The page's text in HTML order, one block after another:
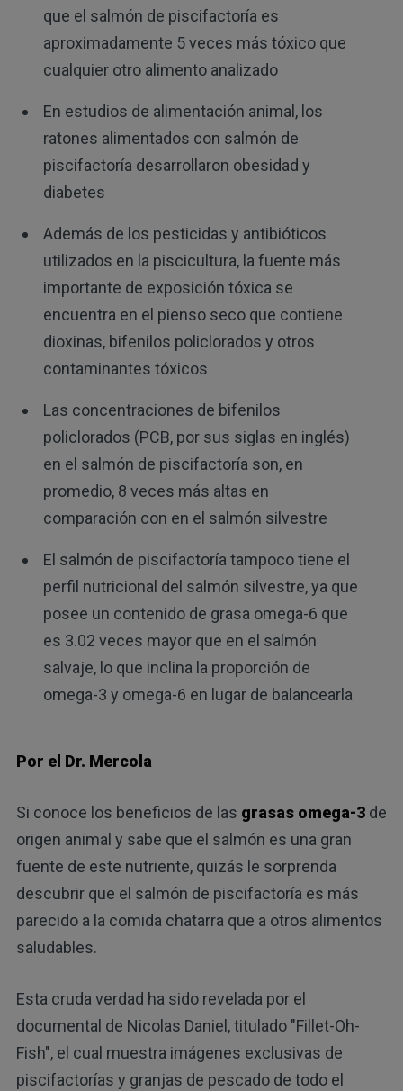
que el salmón de piscifactoría es
aproximadamente 5 veces más tóxico que
cualquier otro alimento analizado
En estudios de alimentación animal, los
ratones alimentados con salmón de
piscifactoría desarrollaron obesidad y
diabetes
Además de los pesticidas y antibióticos
utilizados en la piscicultura, la fuente más
importante de exposición tóxica se
encuentra en el pienso seco que contiene
dioxinas, bifenilos policlorados y otros
contaminantes tóxicos
Las concentraciones de bifenilos
policlorados (PCB, por sus siglas en inglés)
en el salmón de piscifactoría son, en
promedio, 8 veces más altas en
comparación con en el salmón silvestre
El salmón de piscifactoría tampoco tiene el
perfil nutricional del salmón silvestre, ya que
posee un contenido de grasa omega-6 que
es 3.02 veces mayor que en el salmón
salvaje, lo que inclina la proporción de
omega-3 y omega-6 en lugar de balancearla
Por el Dr. Mercola
Si conoce los beneficios de las grasas omega-3de
origen animal y sabe que el salmón es una gran
fuente de este nutriente, quizás le sorprenda
descubrir que el salmón de piscifactoría es más
parecido a la comida chatarra que a otros alimentos
saludables.
Esta cruda verdad ha sido revelada por el
documental de Nicolas Daniel, titulado "Fillet-Oh-
Fish", el cual muestra imágenes exclusivas de
piscifactorías y granjas de pescado de todo el